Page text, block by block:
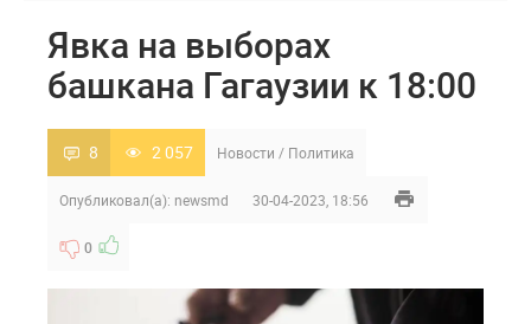
Явка на выборах
башкана Гагаузии к 18:00
8 2 057 Новости / Политика
Опубликовал(а): newsmd 30-04-2023, 18:56
0